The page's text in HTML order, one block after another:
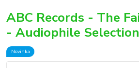
ABC Records - The
- Audiophile Selection
Novinka